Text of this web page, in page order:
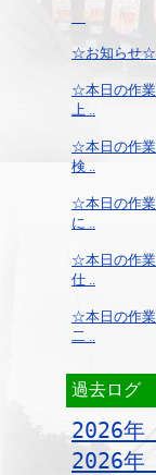
☆お知らせ
☆本日の作
上 ..
☆本日の作
検 ..
☆本日の作
に ..
☆本日の作
仕 ..
☆本日の作
二 ..
過去ログ
2026年
2026年